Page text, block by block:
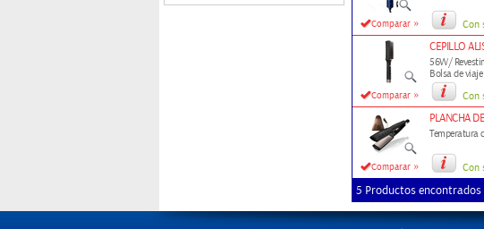
Comparar » Con
Comparar »
CEPILLO
56W/
Bolsa de viaje
Con
Comparar »
PLANCHA
Temperatura
Con
5 Productos encontrados